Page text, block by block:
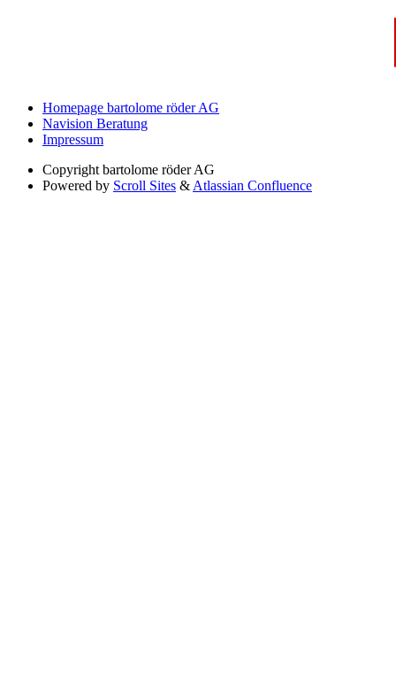
Homepage bartolome röder AG
Navision Beratung
Impressum
Copyright bartolome röder AG
Powered by Scroll Sites & Atlassian Confluence